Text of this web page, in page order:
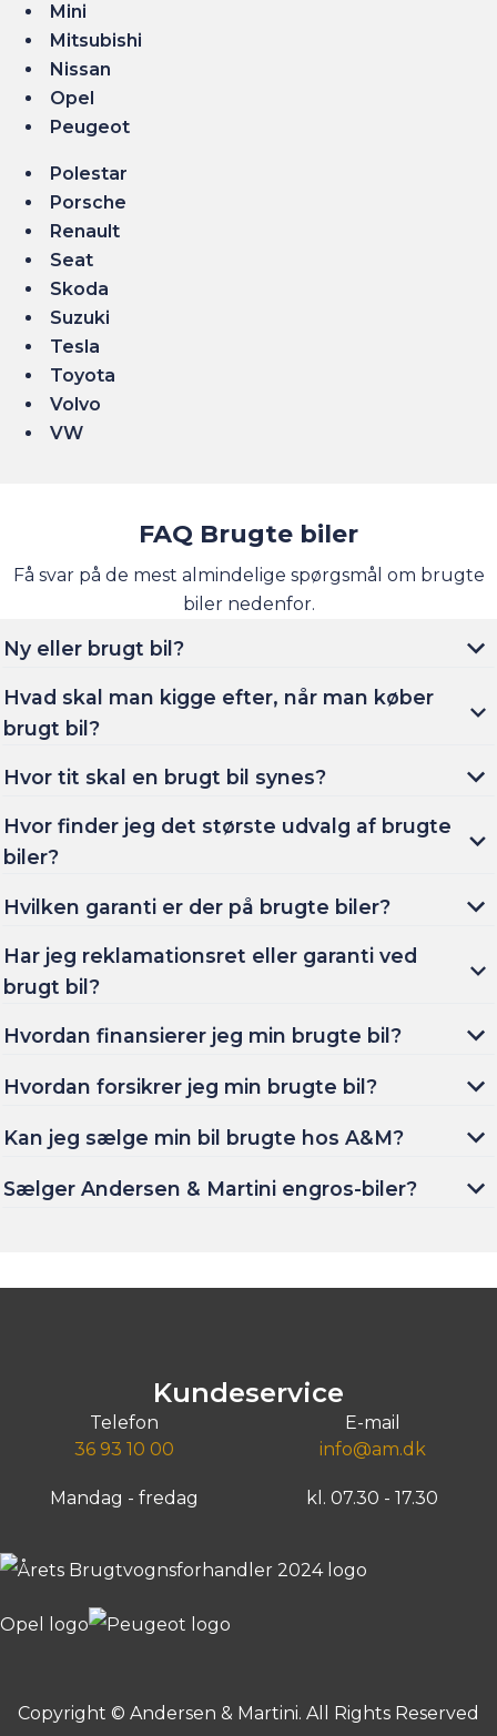
Mini
Mitsubishi
Nissan
Opel
Peugeot
Polestar
Porsche
Renault
Seat
Skoda
Suzuki
Tesla
Toyota
Volvo
VW
FAQ Brugte biler
Få svar på de mest almindelige spørgsmål om brugte
biler nedenfor.
Ny eller brugt bil?
Hvad skal man kigge efter, når man køber
brugt bil?
Hvor tit skal en brugt bil synes?
Hvor finder jeg det største udvalg af brugte
biler?
Hvilken garanti er der på brugte biler?
Har jeg reklamationsret eller garanti ved
brugt bil?
Hvordan finansierer jeg min brugte bil?
Hvordan forsikrer jeg min brugte bil?
Kan jeg sælge min bil brugte hos A&M?
Sælger Andersen & Martini engros-biler?
Kundeservice
Telefon
36 93 10 00
E-mail
info@am.dk
Mandag - fredag kl. 07.30 - 17.30
Copyright © Andersen & Martini. All Rights Reserved